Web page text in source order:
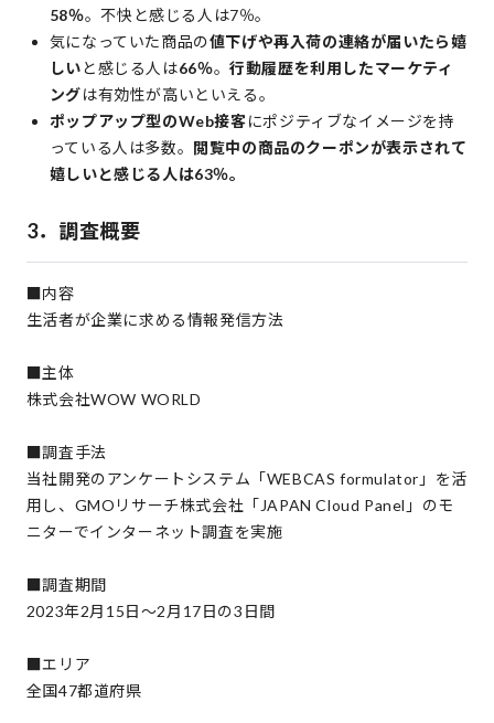
58％。不快と感じる人は7％。
気になっていた商品の値下げや再入荷の連絡が届いたら嬉
しいと感じる人は66％。行動履歴を利用したマーケティ
ングは有効性が高いといえる。
ポップアップ型のWeb接客にポジティブなイメージを持
っている人は多数。 閲覧中の商品のクーポンが表示されて
嬉しいと感じる人は63％。
3．調査概要
■内容
生活者が企業に求める情報発信方法
■主体
株式会社WOW WORLD
■調査手法
当社開発のアンケートシステム「WEBCAS formulator」を活
用し、GMOリサーチ株式会社「JAPAN Cloud Panel」のモ
ニターでインターネット調査を実施
■調査期間
2023年2月15日～2月17日の3日間
■エリア
全国47都道府県